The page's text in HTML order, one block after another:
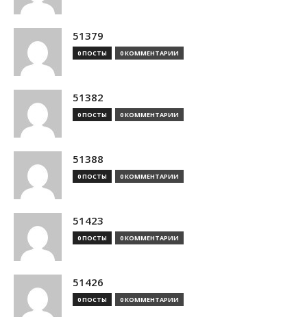
51379
0 ПОСТЫ 0 КОММЕНТАРИИ
51382
0 ПОСТЫ 0 КОММЕНТАРИИ
51388
0 ПОСТЫ 0 КОММЕНТАРИИ
51423
0 ПОСТЫ 0 КОММЕНТАРИИ
51426
0 ПОСТЫ 0 КОММЕНТАРИИ